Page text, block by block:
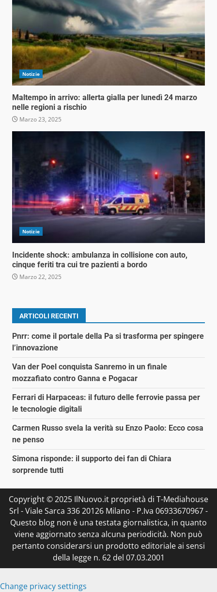
Notizie
Maltempo in arrivo: allerta gialla per lunedì 24 marzo
nelle regioni a rischio
Marzo 23, 2025
Notizie
Incidente shock: ambulanza in collisione con auto,
cinque feriti tra cui tre pazienti a bordo
Marzo 22, 2025
ARTICOLI RECENTI
Pnrr: come il portale della Pa si trasforma per spingere
l’innovazione
Van der Poel conquista Sanremo in un finale
mozzafiato contro Ganna e Pogacar
Ferrari di Harpaceas: il futuro delle ferrovie passa per
le tecnologie digitali
Carmen Russo svela la verità su Enzo Paolo: Ecco cosa
ne penso
Simona risponde: il supporto dei fan di Chiara
sorprende tutti
Copyright © 2025 IlNuovo.it proprietà di T-Mediahouse
Srl - Viale Sarca 336 20126 Milano - P.Iva 06933670967 -
Questo blog non è una testata giornalistica, in quanto
viene aggiornato senza alcuna periodicità. Non può
pertanto considerarsi un prodotto editoriale ai sensi
della legge n. 62 del 07.03.2001
Change privacy settings